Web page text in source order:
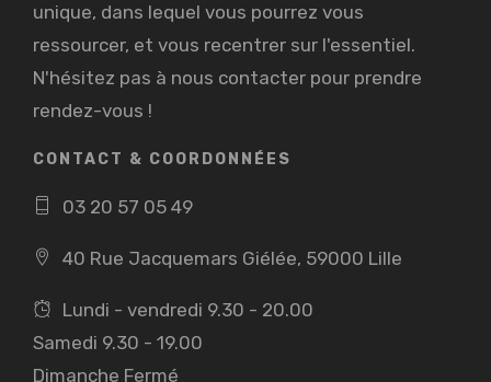
unique, dans lequel vous pourrez vous
ressourcer, et vous recentrer sur l'essentiel.
N'hésitez pas à nous contacter pour prendre
rendez-vous !
CONTACT & COORDONNÉES
03 20 57 05 49
40 Rue Jacquemars Giélée, 59000 Lille
Lundi - vendredi 9.30 - 20.00
Samedi 9.30 - 19.00
Dimanche Fermé